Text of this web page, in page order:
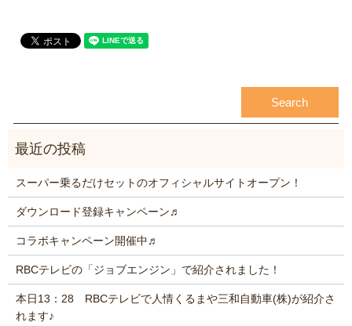
スーパー乗るだけセットのオフィシャルサイトオープン！
ダウンロード登録キャンペーン♬
コラボキャンペーン開催中♬
RBCテレビの「ジョブエンジン」で紹介されました！
本日13：28 RBCテレビで人情くるまや三和自動車(株)が紹介さ
れます♪